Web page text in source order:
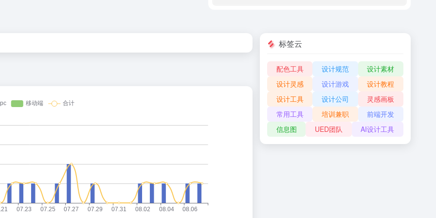
标签云
配色工具 设计规范
设计素材
设计灵感
设计游戏
设计教程
设计工具
设计公司
灵感画板
常用工具
培训兼职
前端开发
信息图
UED团队 AI设计工具